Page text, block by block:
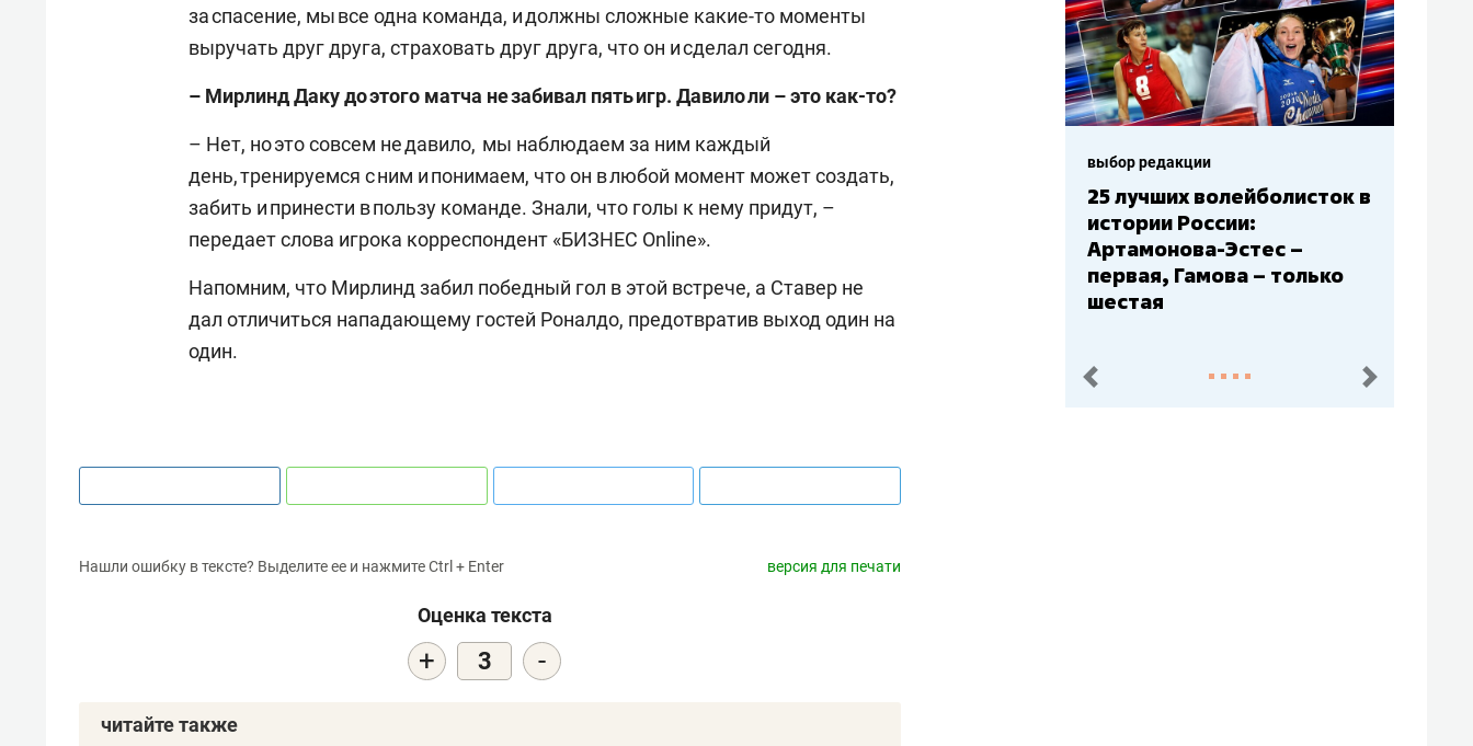
за спасение, мы все одна команда, и должны сложные какие-то моменты
выручать друг друга, страховать друг друга, что он и сделал сегодня.
– Мирлинд Даку до этого матча не забивал пять игр. Давило ли – это как-то?
– Нет, но это совсем не давило, мы наблюдаем за ним каждый
день, тренируемся с ним и понимаем, что он в любой момент может создать,
забить и принести в пользу команде. Знали, что голы к нему придут, –
передает слова игрока корреспондент «БИЗНЕС Online».
Напомним, что Мирлинд забил победный гол в этой встрече, а Ставер не
дал отличиться нападающему гостей Роналдо, предотвратив выход один на
один.
Нашли ошибку в тексте? Выделите ее и нажмите Ctrl + Enter версия для печати
Оценка текста
+ 3 -
читайте также
выбор редакции
25 лучших волейболисток в
истории России:
Артамонова-Эстес –
первая, Гамова – только
Бюджеты
Барс» – второй,
Юлаев» –
пред. след.